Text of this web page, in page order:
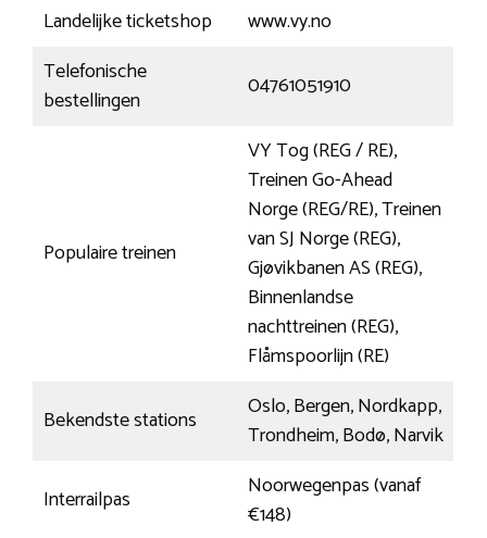
Landelijke ticketshop
www.vy.no
Telefonische
bestellingen
04761051910
Populaire treinen
VY Tog (REG / RE),
Treinen Go-Ahead
Norge (REG/RE), Treinen
van SJ Norge (REG),
Gjøvikbanen AS (REG),
Binnenlandse
nachttreinen (REG),
Flåmspoorlijn (RE)
Bekendste stations
Oslo, Bergen, Nordkapp,
Trondheim, Bodø, Narvik
Interrailpas
Noorwegenpas (vanaf
€148)